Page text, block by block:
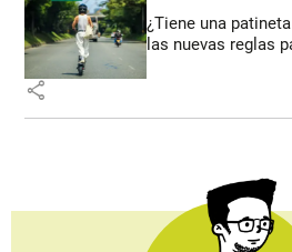
¿Tiene una
las nuevas reglas
share